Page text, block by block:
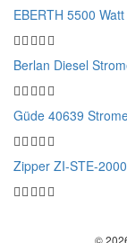
EBERTH 5500
Berlan Diesel
Güde 40639
Zipper ZI-STE-
©